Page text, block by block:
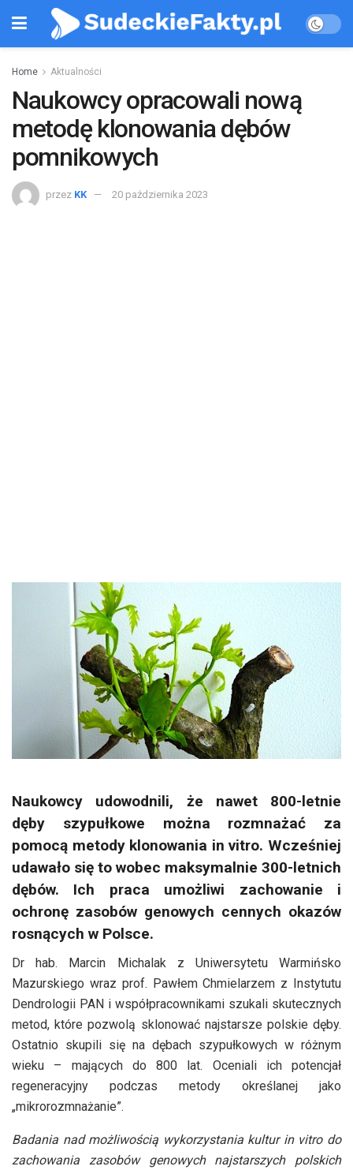
Home Aktualności
Naukowcy opracowali nową
metodę klonowania dębów
pomnikowych
przez KK 20 października 2023
Naukowcy udowodnili, że nawet 800-letnie
dęby szypułkowe można rozmnażać za
pomocą metody klonowania in vitro. Wcześniej
udawało się to wobec maksymalnie 300-letnich
dębów. Ich praca umożliwi zachowanie i
ochronę zasobów genowych cennych okazów
rosnących w Polsce.
Dr hab. Marcin Michalak z Uniwersytetu Warmińsko
Mazurskiego wraz prof. Pawłem Chmielarzem z Instytutu
Dendrologii PAN i współpracownikami szukali skutecznych
metod, które pozwolą sklonować najstarsze polskie dęby.
Ostatnio skupili się na dębach szypułkowych w różnym
wieku – mających do 800 lat. Oceniali ich potencjał
regeneracyjny podczas metody określanej jako
„mikrorozmnażanie”.
Badania nad możliwością wykorzystania kultur in vitro do
zachowania zasobów genowych najstarszych polskich